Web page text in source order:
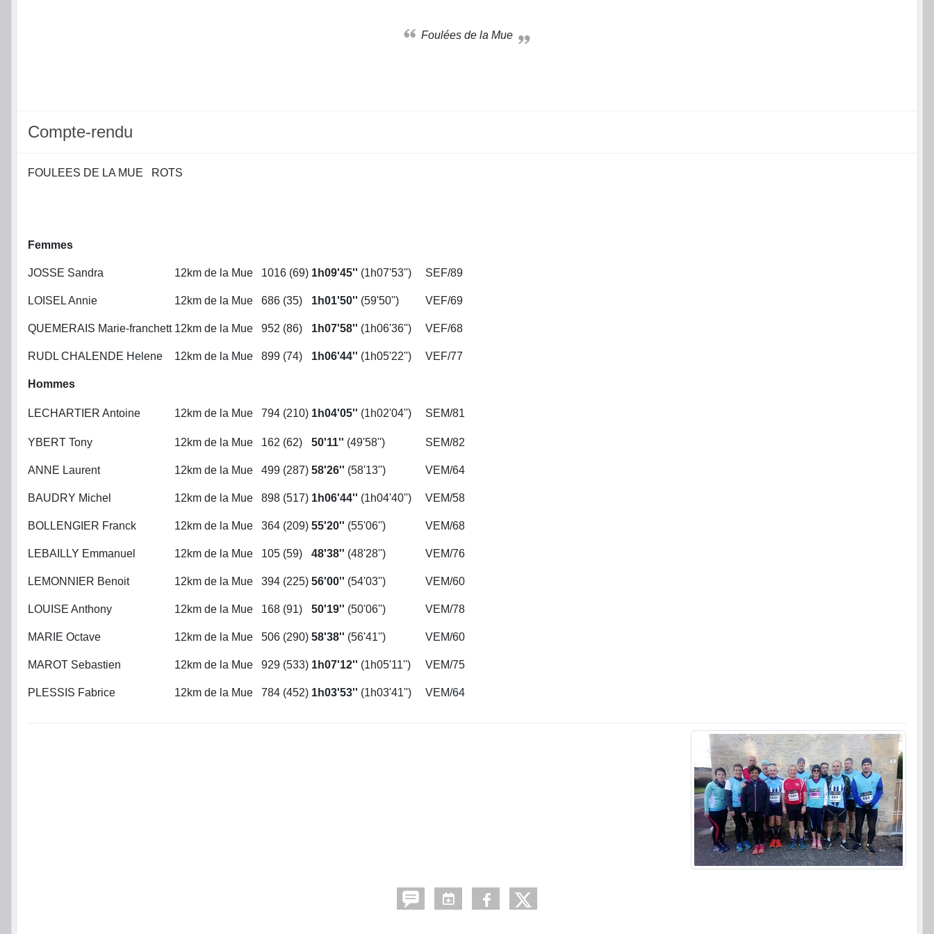
Foulées de la Mue
Compte-rendu
FOULEES DE LA MUE ROTS
Femmes
JOSSE Sandra 12km de la Mue 1016 (69) 1h09'45'' (1h07'53'') SEF/89
LOISEL Annie 12km de la Mue 686 (35) 1h01'50'' (59'50'') VEF/69
QUEMERAIS Marie-franchett 12km de la Mue 952 (86) 1h07'58'' (1h06'36'') VEF/68
RUDL CHALENDE Helene 12km de la Mue 899 (74) 1h06'44'' (1h05'22'') VEF/77
Hommes
LECHARTIER Antoine 12km de la Mue 794 (210) 1h04'05'' (1h02'04'') SEM/81
YBERT Tony 12km de la Mue 162 (62) 50'11'' (49'58'') SEM/82
ANNE Laurent 12km de la Mue 499 (287) 58'26'' (58'13'') VEM/64
BAUDRY Michel 12km de la Mue 898 (517) 1h06'44'' (1h04'40'') VEM/58
BOLLENGIER Franck 12km de la Mue 364 (209) 55'20'' (55'06'') VEM/68
LEBAILLY Emmanuel 12km de la Mue 105 (59) 48'38'' (48'28'') VEM/76
LEMONNIER Benoit 12km de la Mue 394 (225) 56'00'' (54'03'') VEM/60
LOUISE Anthony 12km de la Mue 168 (91) 50'19'' (50'06'') VEM/78
MARIE Octave 12km de la Mue 506 (290) 58'38'' (56'41'') VEM/60
MAROT Sebastien 12km de la Mue 929 (533) 1h07'12'' (1h05'11'') VEM/75
PLESSIS Fabrice 12km de la Mue 784 (452) 1h03'53'' (1h03'41'') VEM/64